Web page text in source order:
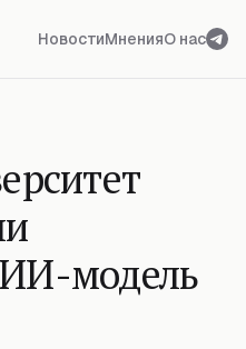
НовостиМненияО нас
модель